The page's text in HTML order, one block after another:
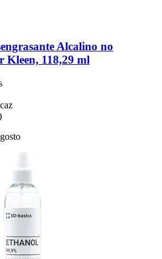
Alcalino no
Kleen, 118,29 ml